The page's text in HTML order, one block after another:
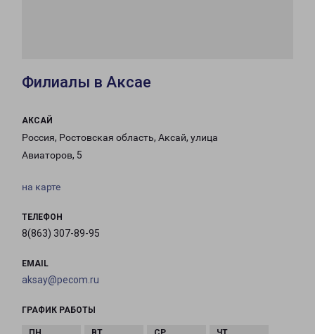
Филиалы в Аксае
АКСАЙ
Россия, Ростовская область, Аксай, улица
Авиаторов, 5
на карте
ТЕЛЕФОН
8(863) 307-89-95
EMAIL
aksay@pecom.ru
ГРАФИК РАБОТЫ